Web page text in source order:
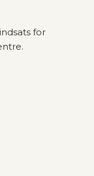
for